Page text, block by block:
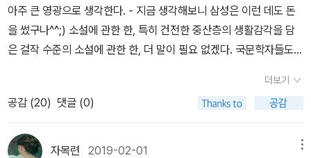
할 듯 하고 우리에게 그리움이 되지 않게 건강하게 사셨으면 하는 바
람이다.
아주 큰 영광으로 생각한다. - 지금 생각해보니 삼성은 이런 데도 돈
을 썼구나^^;) 소설에 관한 한, 특히 건전한 중산층의 생활감각을 담
은 걸작 수준의 소설에 관한 한, 더 말이 필요 없겠다. 국문학자들도
다. 초2 교과서에도 수록되었다. 아이에게 벌로(!!) 읽으라고 한 적이
있는데, 어제는 심심해서 나도 읽어보았다. 최근에 읽은 <...
싱아..>가 너무 강렬했는데, 재주 없는 소설가가 보기에 소설가 박완
서의 가장 큰 재주는 겸손함(!)이다. 박완서는 그냥 사람 사는 얘기를
더보기
공감 (20) 댓글 (0)
자목련 2019-02-01